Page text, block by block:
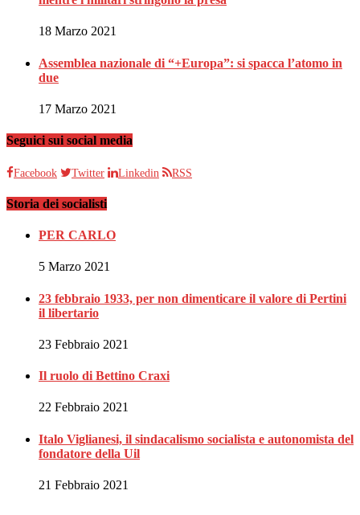
18 Marzo 2021
Assemblea nazionale di “+Europa”: si spacca l’atomo in
due
17 Marzo 2021
Seguici sui social media
Facebook Twitter Linkedin RSS
Storia dei socialisti
PER CARLO
5 Marzo 2021
23 febbraio 1933, per non dimenticare il valore di Pertini
il libertario
23 Febbraio 2021
Il ruolo di Bettino Craxi
22 Febbraio 2021
Italo Viglianesi, il sindacalismo socialista e autonomista del
fondatore della Uil
21 Febbraio 2021